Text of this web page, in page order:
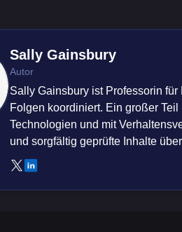
Sally Gainsbury
Autor
Sally Gainsbury ist Professorin
Folgen koordiniert. Ein großer
Technologien und mit
und sorgfältig geprüfte Inhalte